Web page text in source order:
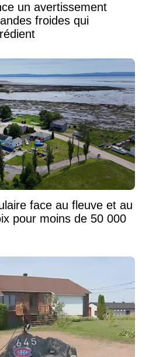
un avertissement
froides qui
face au fleuve et au
pour moins de 50 000